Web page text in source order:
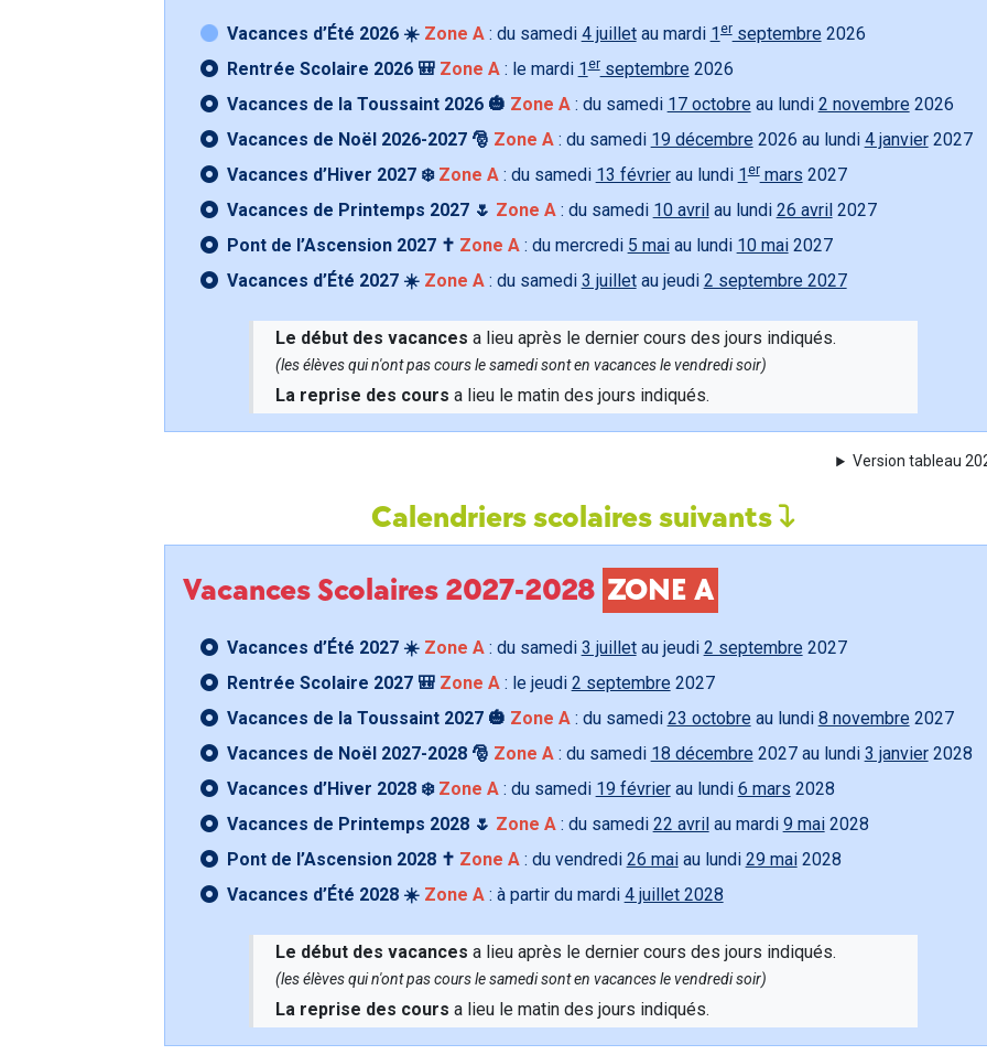
Vacances d’Été 2026 ☀️ Zone A: du samedi 4 juilletau mardi 1 erseptembre 2026
Rentrée Scolaire 2026 🎒 Zone A: le mardi 1erseptembre 2026
Vacances de la Toussaint 2026 🎃 Zone A: du samedi 17 octobre au lundi 2 novembre 2026
Vacances de Noël 2026-2027 🎅 Zone A: du samedi 19 décembre 2026 au lundi 4 janvier2027
Vacances d’Hiver 2027 ❄️ Zone A: du samedi 13 févrierau lundi 1ermars 2027
Vacances de Printemps 2027 🌷 Zone A: du samedi 10 avril au lundi 26 avril 2027
Pont de l’Ascension 2027 ✝️ Zone A: du mercredi 5 maiau lundi 10 mai2027
Vacances d’Été 2027 ☀️ Zone A: du samedi 3 juilletau jeudi 2 septembre 2027
Le début des vacances a lieu après le dernier cours des jours indiqués.
(les élèves qui n'ont pas cours le samedi sont en vacances le vendredi soir)
La reprise des cours a lieu le matin des jours indiqués.
Version tableau
Calendriers scolaires suivants
Vacances Scolaires 2027-2028 ZONE A
Vacances d’Été 2027 ☀️ Zone A: du samedi 3 juilletau jeudi 2 septembre 2027
Rentrée Scolaire 2027 🎒 Zone A: le jeudi 2 septembre 2027
Vacances de la Toussaint 2027 🎃 Zone A: du samedi 23 octobre au lundi 8 novembre 2027
Vacances de Noël 2027-2028 🎅 Zone A: du samedi 18 décembre 2027 au lundi 3 janvier2028
Vacances d’Hiver 2028 ❄️ Zone A: du samedi 19 févrierau lundi 6 mars 2028
Vacances de Printemps 2028 🌷 Zone A: du samedi 22 avril au mardi 9 mai2028
Pont de l’Ascension 2028 ✝️ Zone A: du vendredi 26 maiau lundi 29 mai2028
Vacances d’Été 2028 ☀️ Zone A: à partir du mardi 4 juillet 2028
Le début des vacances a lieu après le dernier cours des jours indiqués.
(les élèves qui n'ont pas cours le samedi sont en vacances le vendredi soir)
La reprise des cours a lieu le matin des jours indiqués.